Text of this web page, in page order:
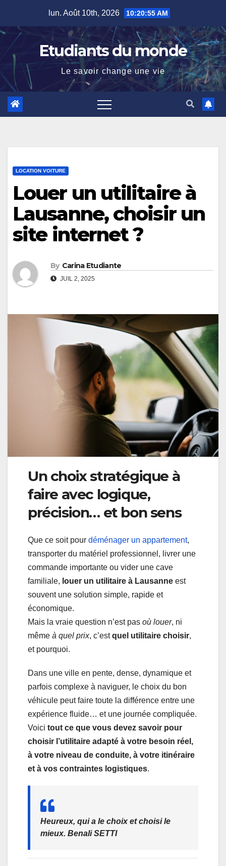
content
lun. Août 10th, 2026 10:20:57 AM
Etudiants du monde
Le savoir change une vie
LOCATION VOITURE
Louer un utilitaire à
Lausanne, choisir un
site internet ?
By Carina Etudiante
JUIL 2, 2025
Un choix stratégique à
faire avec logique,
précision… et bon sens
Que ce soit pour déménager un appartement,
transporter du matériel professionnel, livrer une
commande importante ou vider une cave
familiale, louer un utilitaire à Lausanne est
souvent une solution simple, rapide et
économique.
Mais la vraie question n’est pas où louer, ni
même à quel prix, c’estquel utilitaire choisir,
et pourquoi.
Dans une ville en pente, dense, dynamique et
parfois complexe à naviguer, le choix du bon
véhicule peut faire toute la différence entre une
expérience fluide… et une journée compliquée.
Voici tout ce que vous devez savoir pour
choisir l’utilitaire adapté à votre besoin réel,
à votre niveau de conduite, à votre itinéraire
et à vos contraintes logistiques.
Heureux, qui a le choix et choisi le
mieux. Benali SETTI